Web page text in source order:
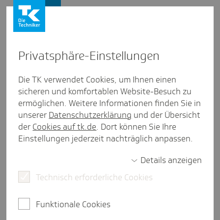
Antrag auf Eltern­zeit: Wich­tiges
für Arbeit­geber
Beschäftigte haben einen gesetzlichen Anspruch
Abgesehen von der Personalplanung gibt es auch
Firmenkunden Newsletter bestellen
Privat­sphäre-Einstel­lungen
Die TK verwendet Cookies, um Ihnen einen
sicheren und komfortablen Website-Besuch zu
ermöglichen. Weitere Informationen finden Sie in
unserer Datenschutzerklärung und der Übersicht
der Cookies auf tk.de. Dort können Sie Ihre
Einstellungen jederzeit nachträglich anpassen.
Details anzeigen
Technisch erforderliche Cookies
Funktionale Cookies